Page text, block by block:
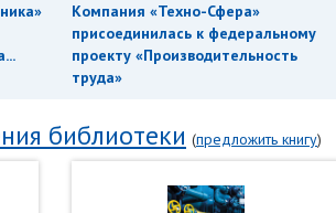
Компания «Техно-Сфера»
присоединилась к федеральному
проекту «Производительность
труда»
библиотеки (предложить книгу)